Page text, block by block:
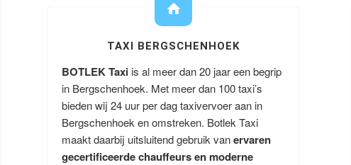
TAXI BERGSCHENHOEK
BOTLEK Taxi is al meer dan 20 jaar een begrip
in Bergschenhoek. Met meer dan 100 taxi’s
bieden wij 24 uur per dag taxivervoer aan in
Bergschenhoek en omstreken. Botlek Taxi
maakt daarbij uitsluitend gebruik vanervaren
gecertificeerde chauffeurs en moderne